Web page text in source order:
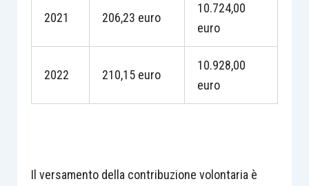
2021 206,23 euro
10.724,00
euro
2022 210,15 euro
10.928,00
euro
Il versamento della contribuzione volontaria è